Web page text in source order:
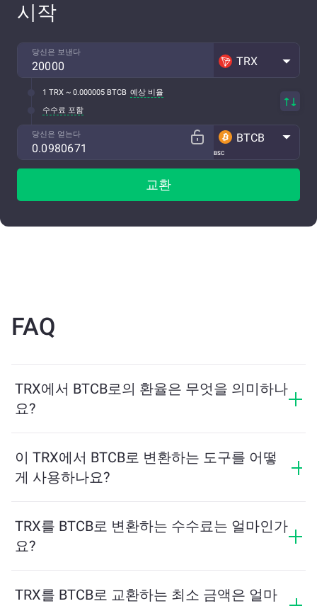
시작
당신은 보낸다
TRX
1 TRX ~ 0.000005 BTCB 예상 비율
수수료 포함
당신은 얻는다
BSC
BTCB
교환
FAQ
TRX에서 BTCB로의 환율은 무엇을 의미하나
요?
줍니다. 이 환율은 시장 상황, 수요와 공급, 그리고 유동성
에 따라 변동합니다.
이 TRX에서 BTCB로 변환하는 도구를 어떻
게 사용하나요?
수량을 계산해줍니다. 그런 다음, 안내에 따라 거래를 완
료하세요.
TRX를 BTCB로 변환하는 수수료는 얼마인가
요?
라집니다. ChangeNOW는 숨겨진 수수료 없이 경쟁력 있
TRX를 BTCB로 교환하는 최소 금액은 얼마